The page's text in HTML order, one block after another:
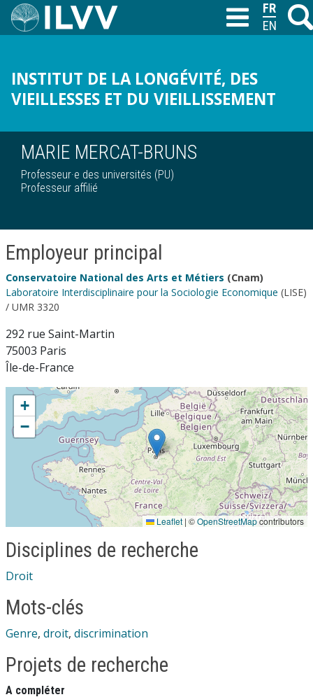
Aller
au
M
INSTITUT DE LA LONGÉVITÉ, DES
VIEILLESSES ET DU VIEILLISSEMENT
T
MARIE MERCAT-BRUNS
Professeur·e des universités (PU)
Professeur affilié
Employeur principal
Conservatoire National des Arts et Métiers (Cnam)
Laboratoire Interdisciplinaire pour la Sociologie Economique (LISE)
/ UMR 3320
292 rue Saint-Martin
75003 Paris
Île-de-France
+
−
Leaflet | ©OpenStreetMapcontributors
Disciplines de recherche
Droit
Mots-clés
Genre, droit, discrimination
Projets de recherche
A compléter
ENGLISH